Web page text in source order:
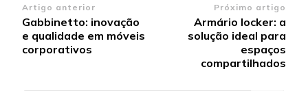
Navegação
de
post
Artigo anterior
Gabbinetto: inovação
e qualidade em móveis
corporativos
Próximo artigo
Armário locker: a
solução ideal para
espaços
compartilhados